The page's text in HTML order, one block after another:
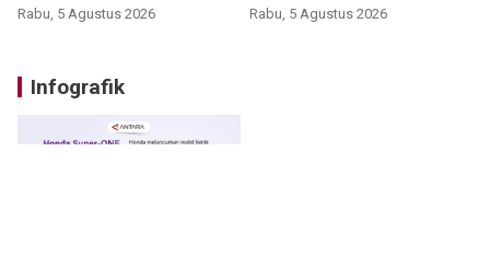
Rabu, 5 Agustus 2026 Rabu, 5 Agustus 2026
Infografik